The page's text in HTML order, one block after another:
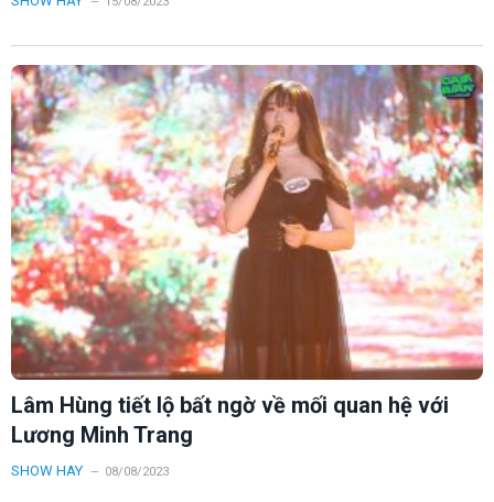
Lâm Hùng tiết lộ bất ngờ về mối quan hệ với
Lương Minh Trang
SHOW HAY 08/08/2023